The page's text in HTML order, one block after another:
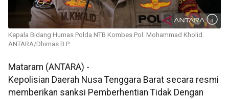
Kepala Bidang Humas Polda NTB Kombes Pol. Mohammad Kholid.
ANTARA/Dhimas B.P.
Mataram (ANTARA) -
Kepolisian Daerah Nusa Tenggara Barat secara resmi
memberikan sanksi Pemberhentian Tidak Dengan